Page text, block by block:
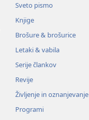
Sveto pismo
Knjige
Brošure & brošurice
Letaki & vabila
Serije člankov
Revije
Življenje in oznanjevanje
Programi